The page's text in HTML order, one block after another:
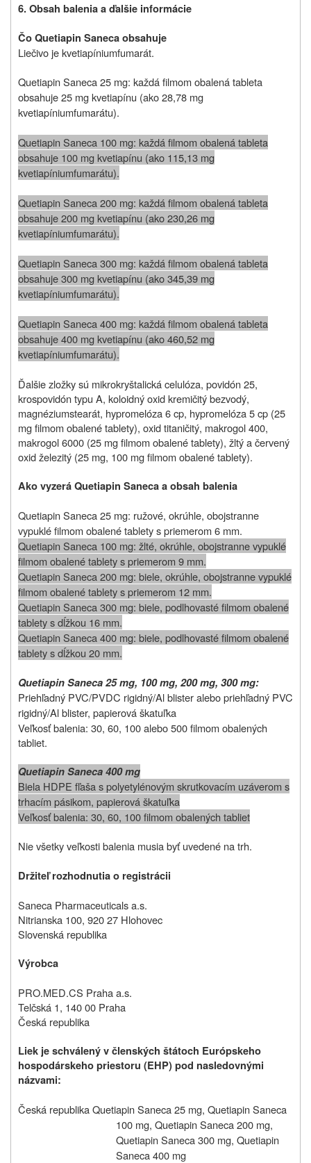
6. Obsah balenia a ďalšie informácie
Čo Quetiapin Saneca obsahuje
Liečivo je kvetiapíniumfumarát.
Quetiapin Saneca 25 mg: každá filmom obalená tableta
obsahuje 25 mg kvetiapínu (ako 28,78 mg
kvetiapíniumfumarátu).
Quetiapin Saneca 100 mg: každá filmom obalená tableta
obsahuje 100 mg kvetiapínu (ako 115,13 mg
kvetiapíniumfumarátu).
Quetiapin Saneca 200 mg: každá filmom obalená tableta
obsahuje 200 mg kvetiapínu (ako 230,26 mg
kvetiapíniumfumarátu).
Quetiapin Saneca 300 mg: každá filmom obalená tableta
obsahuje 300 mg kvetiapínu (ako 345,39 mg
kvetiapíniumfumarátu).
Quetiapin Saneca 400 mg: každá filmom obalená tableta
obsahuje 400 mg kvetiapínu (ako 460,52 mg
kvetiapíniumfumarátu).
Ďalšie zložky sú mikrokryštalická celulóza, povidón 25,
krospovidón typu A, koloidný oxid kremičitý bezvodý,
magnéziumstearát, hypromelóza 6 cp, hypromelóza 5 cp (25
mg filmom obalené tablety), oxid titaničitý, makrogol 400,
makrogol 6000 (25 mg filmom obalené tablety), žltý a červený
oxid železitý (25 mg, 100 mg filmom obalené tablety).
Ako vyzerá Quetiapin Saneca a obsah balenia
Quetiapin Saneca 25 mg: ružové, okrúhle, obojstranne
vypuklé filmom obalené tablety s priemerom 6 mm.
Quetiapin Saneca 100 mg: žlté, okrúhle, obojstranne vypuklé
filmom obalené tablety s priemerom 9 mm.
Quetiapin Saneca 200 mg: biele, okrúhle, obojstranne vypuklé
filmom obalené tablety s priemerom 12 mm.
Quetiapin Saneca 300 mg: biele, podlhovasté filmom obalené
tablety s dĺžkou 16 mm.
Quetiapin Saneca 400 mg: biele, podlhovasté filmom obalené
tablety s dĺžkou 20 mm.
Quetiapin Saneca 25 mg, 100 mg, 200 mg, 300 mg:
Priehľadný PVC/PVDC rigidný/Al blister alebo priehľadný PVC
rigidný/Al blister, papierová škatuľka
Veľkosť balenia: 30, 60, 100 alebo 500 filmom obalených
tabliet.
Quetiapin Saneca 400 mg
Biela HDPE fľaša s polyetylénovým skrutkovacím uzáverom s
trhacím pásikom, papierová škatuľka
Veľkosť balenia: 30, 60, 100 filmom obalených tabliet
Nie všetky veľkosti balenia musia byť uvedené na trh.
Držiteľ rozhodnutia o registrácii
Saneca Pharmaceuticals a.s.
Nitrianska 100, 920 27 Hlohovec
Slovenská republika
Výrobca
PRO.MED.CS Praha a.s.
Telčská 1, 140 00 Praha
Česká republika
Liek je schválený v členských štátoch Európskeho
hospodárskeho priestoru (EHP) pod nasledovnými
názvami:
Česká republika Quetiapin Saneca 25 mg, Quetiapin Saneca
100 mg, Quetiapin Saneca 200 mg,
Quetiapin Saneca 300 mg, Quetiapin
Saneca 400 mg